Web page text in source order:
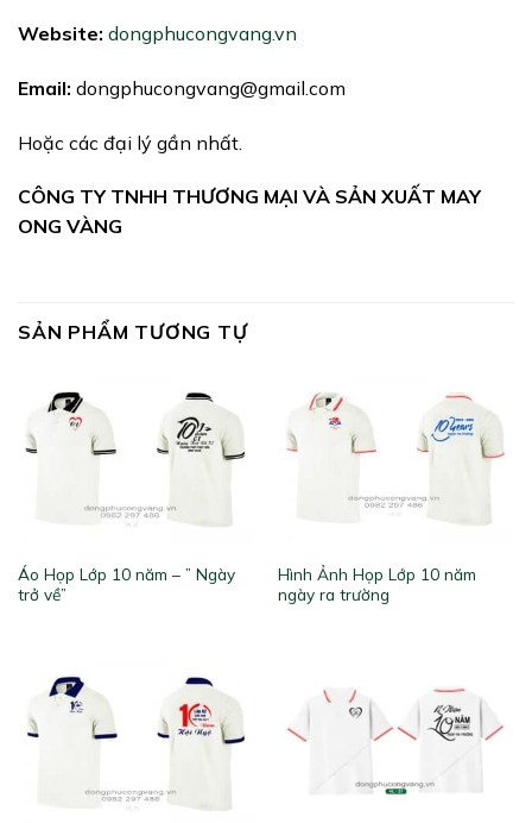
Website: dongphucongvang.vn
Email: dongphucongvang@gmail.com
Hoặc các đại lý gần nhất.
CÔNG TY TNHH THƯƠNG MẠI VÀ SẢN XUẤT MAY
ONG VÀNG
SẢN PHẨM TƯƠNG TỰ
Áo Họp Lớp 10 năm – ” Ngày
trở về”
Hình Ảnh Họp Lớp 10 năm
ngày ra trường